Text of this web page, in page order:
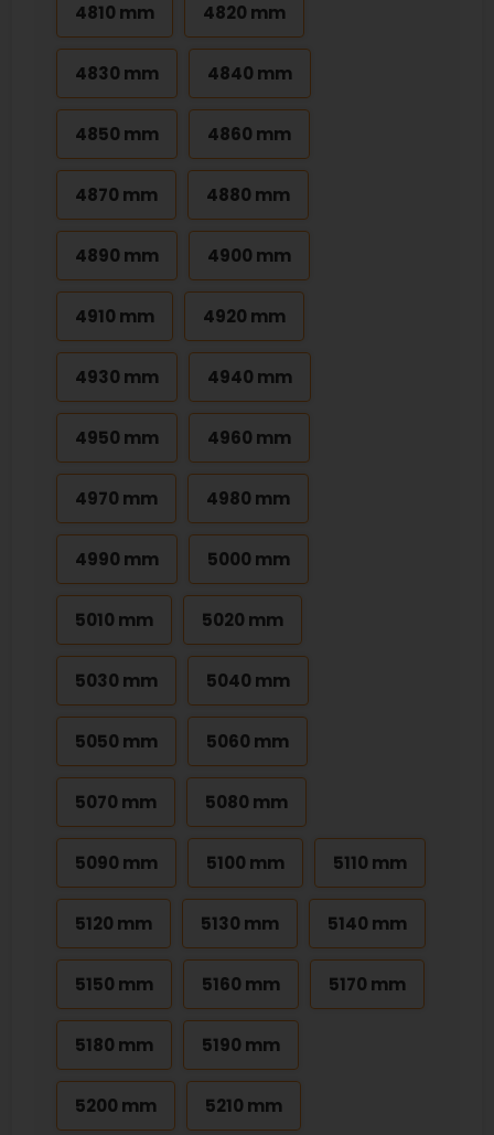
4810 mm 4820 mm
4830 mm 4840 mm
4850 mm 4860 mm
4870 mm 4880 mm
4890 mm 4900 mm
4910 mm 4920 mm
4930 mm 4940 mm
4950 mm 4960 mm
4970 mm 4980 mm
4990 mm 5000 mm
5010 mm 5020 mm
5030 mm 5040 mm
5050 mm 5060 mm
5070 mm 5080 mm
5090 mm 5100 mm 5110 mm
5120 mm 5130 mm 5140 mm
5150 mm 5160 mm 5170 mm
5180 mm 5190 mm
5200 mm 5210 mm